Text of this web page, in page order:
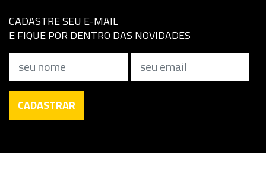
CADASTRE SEU E-MAIL
E FIQUE POR DENTRO DAS NOVIDADES
CADASTRAR